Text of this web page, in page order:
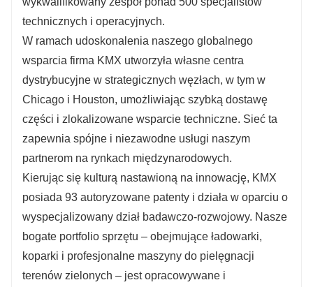
technicznych i operacyjnych.
W ramach udoskonalenia naszego globalnego
wsparcia firma KMX utworzyła własne centra
dystrybucyjne w strategicznych węzłach, w tym w
Chicago i Houston, umożliwiając szybką dostawę
części i zlokalizowane wsparcie techniczne. Sieć ta
zapewnia spójne i niezawodne usługi naszym
partnerom na rynkach międzynarodowych.
Kierując się kulturą nastawioną na innowację, KMX
posiada 93 autoryzowane patenty i działa w oparciu o
wyspecjalizowany dział badawczo-rozwojowy. Nasze
bogate portfolio sprzętu – obejmujące ładowarki,
koparki i profesjonalne maszyny do pielęgnacji
terenów zielonych – jest opracowywane i